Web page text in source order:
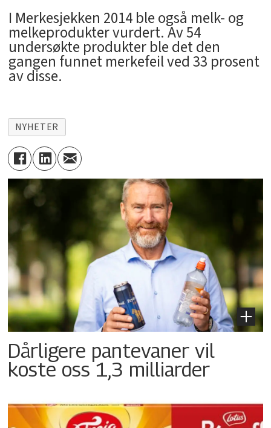
I Merkesjekken 2014 ble også melk- og
melkeprodukter vurdert. Av 54
undersøkte produkter ble det den
gangen funnet merkefeil ved 33 prosent
av disse.
NYHETER
Dårligere pantevaner vil
koste oss 1,3 milliarder